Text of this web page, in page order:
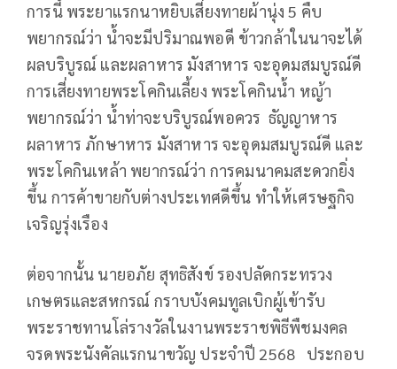
การนี้ พระยาแรกนาหยิบเสี่ยงทายผ้านุ่ง 5 คืบ
พยากรณ์ว่า น้ำจะมีปริมาณพอดี ข้าวกล้าในนาจะได้
ผลบริบูรณ์ และผลาหาร มังสาหาร จะอุดมสมบูรณ์ดี
การเสี่ยงทายพระโคกินเลี้ยง พระโคกินน้ำ หญ้า
พยากรณ์ว่า น้ำท่าจะบริบูรณ์พอควร ธัญญาหาร
ผลาหาร ภักษาหาร มังสาหาร จะอุดมสมบูรณ์ดี และ
พระโคกินเหล้า พยากรณ์ว่า การคมนาคมสะดวกยิ่ง
ขึ้น การค้าขายกับต่างประเทศดีขึ้น ทำให้เศรษฐกิจ
เจริญรุ่งเรือง
ต่อจากนั้น นายอภัย สุทธิสังข์ รองปลัดกระทรวง
เกษตรและสหกรณ์ กราบบังคมทูลเบิกผู้เข้ารับ
พระราชทานโล่รางวัลในงานพระราชพิธีพืชมงคล
จรดพระนังคัลแรกนาขวัญ ประจำปี 2568 ประกอบ